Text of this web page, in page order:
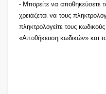
- Μπορείτε να αποθηκεύσετε
χρειάζεται να τους
πληκτρολογείτε τους
«Αποθήκευση κωδικών» και